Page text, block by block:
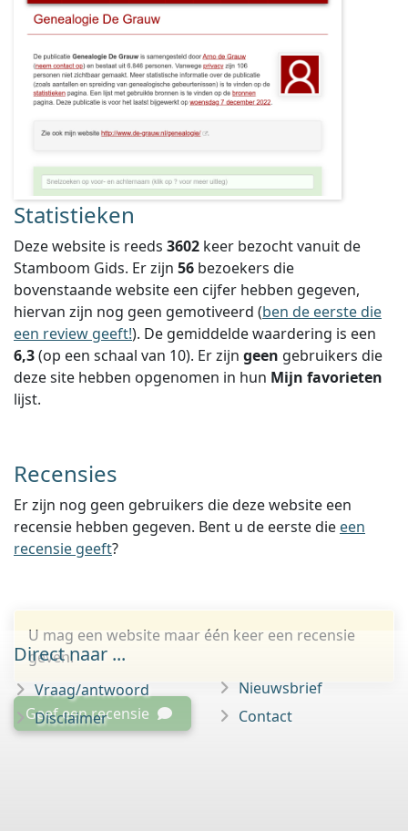
Statistieken
Deze website is reeds 3602 keer bezocht vanuit de
Stamboom Gids. Er zijn 56 bezoekers die
bovenstaande website een cijfer hebben gegeven,
hiervan zijn nog geen gemotiveerd (ben de eerste die
een review geeft!). De gemiddelde waardering is een
6,3(op een schaal van 10). Er zijn geen gebruikers die
deze site hebben opgenomen in hun Mijn favorieten
lijst.
Recensies
Er zijn nog geen gebruikers die deze website een
recensie hebben gegeven. Bent u de eerste die een
recensie geeft?
U mag een website maar één keer een recensie
geven.
Geef een recensie
Direct naar ...
Vraag/antwoord
Disclaimer
Nieuwsbrief
Contact